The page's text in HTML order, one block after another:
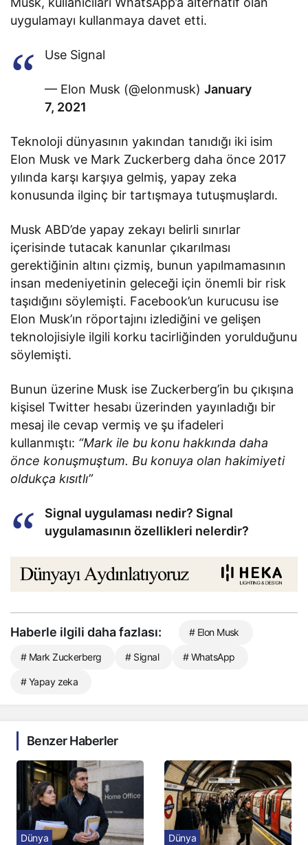
uygulamayı kullanmaya davet etti.
Use Signal
— Elon Musk (@elonmusk)January
7, 2021
Teknoloji dünyasının yakından tanıdığı iki isim
Elon Musk ve Mark Zuckerberg daha önce 2017
yılında karşı karşıya gelmiş, yapay zeka
konusunda ilginç bir tartışmaya tutuşmuşlardı.
Musk ABD’de yapay zekayı belirli sınırlar
içerisinde tutacak kanunlar çıkarılması
gerektiğinin altını çizmiş, bunun yapılmamasının
insan medeniyetinin geleceği için önemli bir risk
taşıdığını söylemişti. Facebook’un kurucusu ise
Elon Musk’ın röportajını izlediğini ve gelişen
teknolojisiyle ilgili korku tacirliğinden yorulduğunu
söylemişti.
Bunun üzerine Musk ise Zuckerberg’in bu çıkışına
kişisel Twitter hesabı üzerinden yayınladığı bir
mesaj ile cevap vermiş ve şu ifadeleri
kullanmıştı: “Mark ile bu konu hakkında daha
önce konuşmuştum. Bu konuya olan hakimiyeti
oldukça kısıtlı”
Signal uygulaması nedir? Signal
uygulamasının özellikleri nelerdir?
Haberle ilgili daha fazlası: # Elon Musk
# Mark Zuckerberg # Signal # WhatsApp
# Yapay zeka
Benzer Haberler
Dünya Dünya